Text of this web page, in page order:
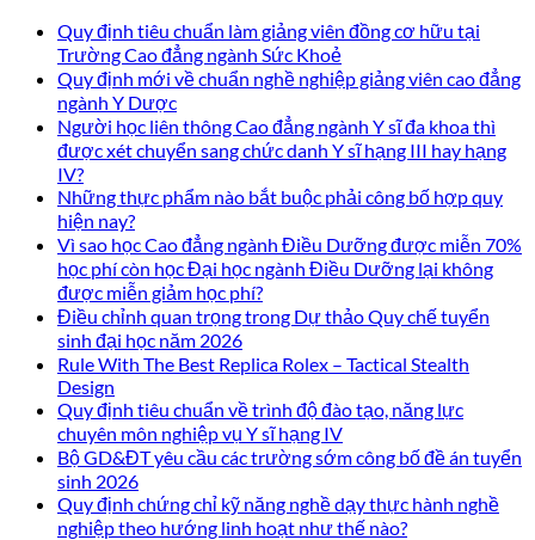
Quy định tiêu chuẩn làm giảng viên đồng cơ hữu tại
Trường Cao đẳng ngành Sức Khoẻ
Quy định mới về chuẩn nghề nghiệp giảng viên cao đẳng
ngành Y Dược
Người học liên thông Cao đẳng ngành Y sĩ đa khoa thì
được xét chuyển sang chức danh Y sĩ hạng III hay hạng
IV?
Những thực phẩm nào bắt buộc phải công bố hợp quy
hiện nay?
Vì sao học Cao đẳng ngành Điều Dưỡng được miễn 70%
học phí còn học Đại học ngành Điều Dưỡng lại không
được miễn giảm học phí?
Điều chỉnh quan trọng trong Dự thảo Quy chế tuyển
sinh đại học năm 2026
Rule With The Best Replica Rolex – Tactical Stealth
Design
Quy định tiêu chuẩn về trình độ đào tạo, năng lực
chuyên môn nghiệp vụ Y sĩ hạng IV
Bộ GD&ĐT yêu cầu các trường sớm công bố đề án tuyển
sinh 2026
Quy định chứng chỉ kỹ năng nghề dạy thực hành nghề
nghiệp theo hướng linh hoạt như thế nào?